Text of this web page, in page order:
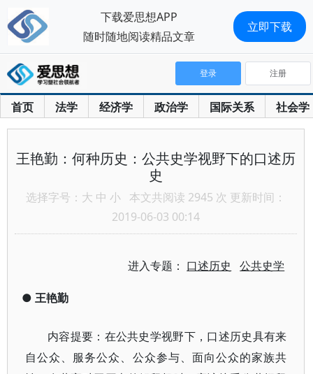
首页 法学 经济学 政治学 国际关系 社会学
登录 注册
王艳勤：何种历史：公共史学视野下的口述历
史
选择字号： 大 中 小 本文共阅读 2945 次 更新时间：
2019-06-03 00:14
进入专题： 口述历史 公共史学
● 王艳勤
内容提要：在公共史学视野下，口述历史具有来
自公众、服务公众、公众参与、面向公众的家族共
下载爱思想APP
随时随地阅读精品文章
立即下载